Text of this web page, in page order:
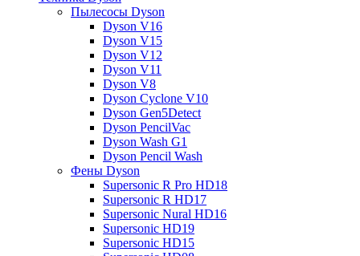
Пылесосы Dyson
Dyson V16
Dyson V15
Dyson V12
Dyson V11
Dyson V8
Dyson Cyclone V10
Dyson Gen5Detect
Dyson PencilVac
Dyson Wash G1
Dyson Pencil Wash
Фены Dyson
Supersonic R Pro HD18
Supersonic R HD17
Supersonic Nural HD16
Supersonic HD19
Supersonic HD15